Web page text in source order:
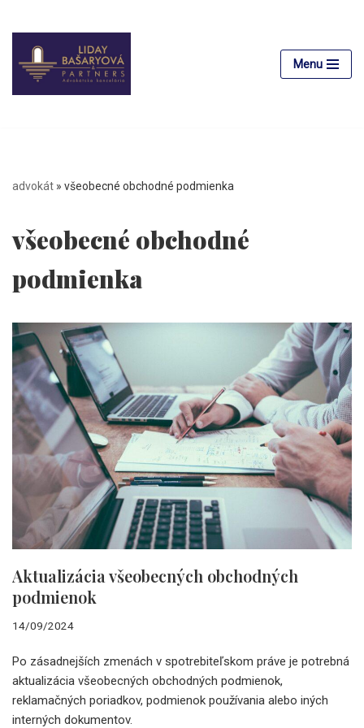
Preskočiť
na
obsah
Menu
advokát » všeobecné obchodné podmienka
všeobecné obchodné
podmienka
Aktualizácia všeobecných obchodných
podmienok
14/09/2024
Po zásadnejších zmenách v spotrebiteľskom práve je potrebná
aktualizácia všeobecných obchodných podmienok,
reklamačných poriadkov, podmienok používania alebo iných
interných dokumentov.